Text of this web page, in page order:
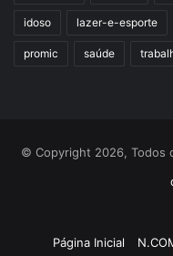
idoso lazer-e-esporte
promic saúde
© Copyright 2026, Todos
Página Inicial